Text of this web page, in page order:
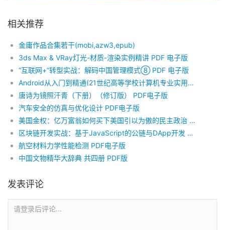
相关推荐
金庸作品合集若干(mobi,azw3,epub)
3ds Max & VRay灯光-材质-渲染实例精讲 PDF 电子版
“互联网+”转型实战：解码中国管理模式⑧ PDF 电子版
Android从入门到精通(21世纪高等学校计算机专业实用规划教材) PDF 电子版
唐诗为镜照汗青（下册）（修订版） PDF电子版
汽车安全的仿真与优化设计 PDF电子版
美国金权：亿万富翁如何买下美国引以为傲的民主政治 pdf电子版（台版）
区块链开发实战：基于JavaScript的公链与DApp开发 PDF电子版
航空材料力学性能检测 PDF电子版
中国文物精华大辞典 共四册 PDF版
发表评论
请登录后评论...